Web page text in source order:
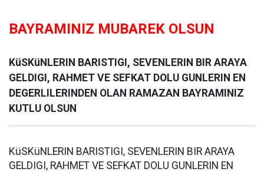
BAYRAMINIZ MUBAREK OLSUN
KüSKüNLERIN BARISTIGI, SEVENLERIN BIR ARAYA
GELDIGI, RAHMET VE SEFKAT DOLU GUNLERIN EN
DEGERLILERINDEN OLAN RAMAZAN BAYRAMINIZ
KUTLU OLSUN
KüSKüNLERIN BARISTIGI, SEVENLERIN BIR ARAYA
GELDIGI, RAHMET VE SEFKAT DOLU GUNLERIN EN